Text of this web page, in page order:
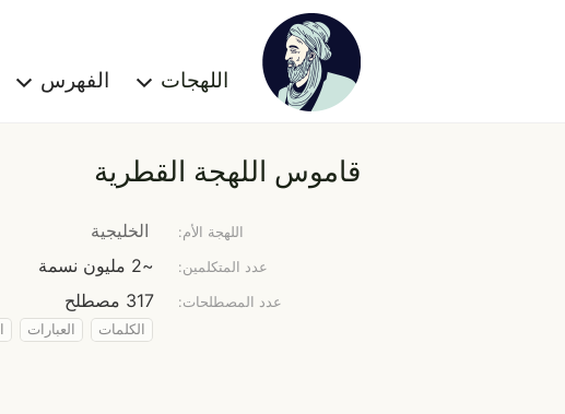
اللهجات الفهرس
قاموس اللهجة القطرية
اللهجة الأم: الخليجية
عدد المتكلمين: ~2 مليون نسمة
عدد المصطلحات: 317 مصطلح
الكلمات العبارات